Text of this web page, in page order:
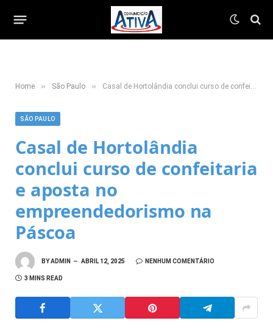
Home » São Paulo » Casal de Hortolândia conclui curso de confeitaria e aposta no empreendedorismo na Páscoa
SÃO PAULO
Casal de Hortolândia
conclui curso de confeitaria
e aposta no
empreendedorismo na
Páscoa
BYADMIN ABRIL 12, 2025 NENHUM COMENTÁRIO
3 MINS READ